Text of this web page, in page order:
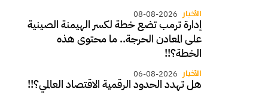
الأخبار 08-08-2026
إدارة ترمب تضع خطة لكسر الهيمنة الصينية
على المعادن الحرجة.. ما محتوى هذه
الخطة؟!!
الأخبار 06-08-2026
هل تهدد الحدود الرقمية الاقتصاد العالمي؟!!